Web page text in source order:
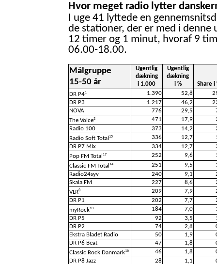
Hvor meget radio lytter
I uge 41 lyttede en
de stationer, der er med i denne
12 timer og 1 minut, hvoraf 9
06.00-18.00.
Målgruppe
15-50 år
Ugentlig
dækning
i 1.000
Ugentlig
dækning
i %
Share i
DR P41 1.390 52,8
DR P3
1.217 46,2
NOVA
776 29,5
The Voice2 471 17,9
Radio 100
373 14,2
Radio Soft Total 15 336 12,7
DR P7 Mix
334 12,7
Pop FM Total 17 252 9,6
Classic FM Total 14 251 9,5
Radio24syv
240 9,1
Skala FM
227 8,6
VLR8 209 7,9
DR P1
202 7,7
myRock10 184 7,0
DR P5
92 3,5
DR P2
74 2,8
Ekstra Bladet Radio
50 1,9
DR P6 Beat
47 1,8
Classic Rock Danmark16 46 1,8
DR P8 Jazz
28 1,1